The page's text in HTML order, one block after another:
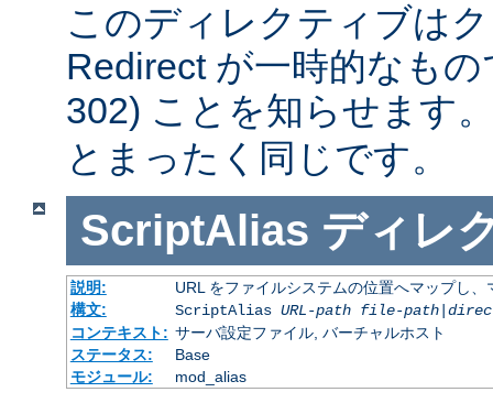
このディレクティブは
Redirect が一時的なも
302) ことを知らせます
とまったく同じです。
ScriptAlias ディレ
説明:
URL をファイルシステムの位置へマップし
構文:
ScriptAlias URL-path file-path|
コンテキスト: サーバ設定ファイル, バーチャルホスト
ステータス:
Base
モジュール:
mod_alias